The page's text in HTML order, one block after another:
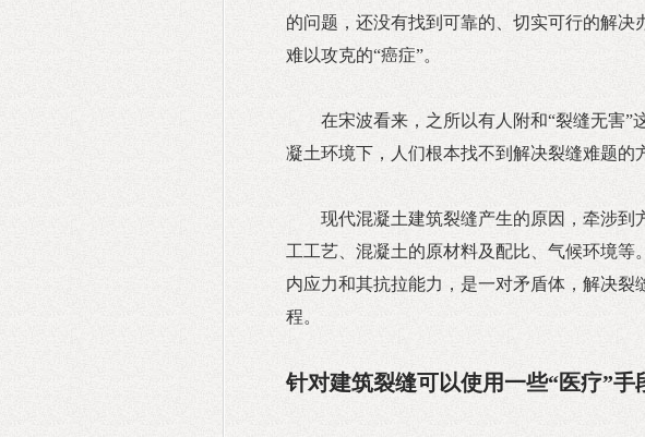
的问题，还没有找到可靠的、切实可行的解决
难以攻克的“癌症”。
在宋波看来，之所以有人附和“裂缝无害”
凝土环境下，人们根本找不到解决裂缝难题的
现代混凝土建筑裂缝产生的原因，牵涉到
工工艺、混凝土的原材料及配比、气候环境等
内应力和其抗拉能力，是一对矛盾体，解决裂
程。
针对建筑裂缝可以使用一些“医疗”手